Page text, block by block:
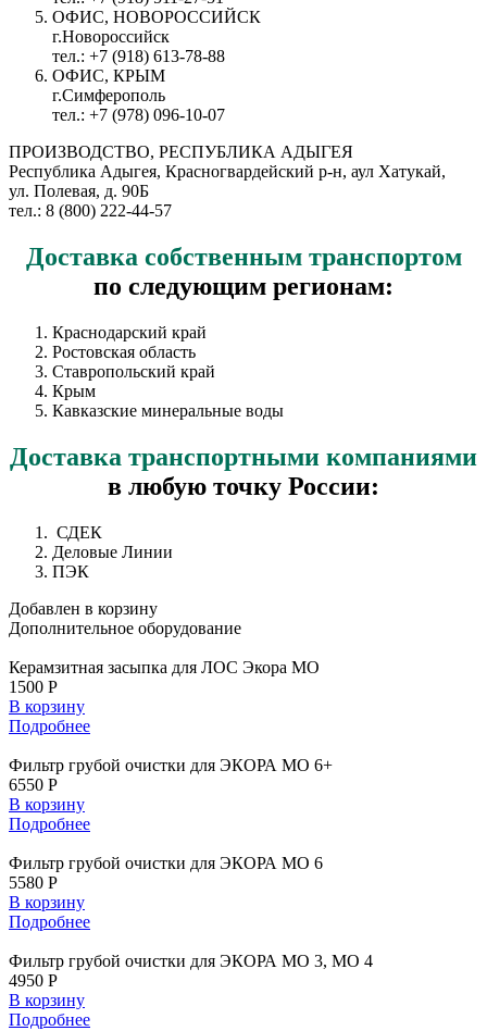
ОФИС, НОВОРОССИЙСК
г.Новороссийск
тел.: +7 (918) 613-78-88
ОФИС, КРЫМ
г.Симферополь
тел.: +7 (978) 096-10-07
ПРОИЗВОДСТВО, РЕСПУБЛИКА АДЫГЕЯ
Республика Адыгея, Красногвардейский р-н, аул Хатукай,
ул. Полевая, д. 90Б
тел.: 8 (800) 222-44-57
Доставка собственным транспортом
по следующим регионам:
Краснодарский край
Ростовская область
Ставропольский край
Крым
Кавказские минеральные воды
Доставка транспортными компаниями
в любую точку России:
СДЕК
Деловые Линии
ПЭК
Добавлен в корзину
Дополнительное оборудование
Керамзитная засыпка для ЛОС Экора МО
1500 Р
В корзину
Подробнее
Фильтр грубой очистки для ЭКОРА МО 6+
6550 Р
В корзину
Подробнее
Фильтр грубой очистки для ЭКОРА МО 6
5580 Р
В корзину
Подробнее
Фильтр грубой очистки для ЭКОРА МО 3, МО 4
4950 Р
В корзину
Подробнее